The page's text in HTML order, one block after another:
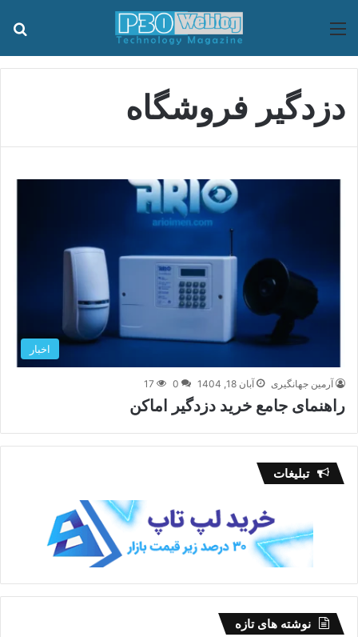
منو
دزدگیر فروشگاه
اخبار
آرمین جهانگیری آبان 18, 1404 0
17
راهنمای جامع خرید دزدگیر اماکن
تبلیغات
نوشته های تازه